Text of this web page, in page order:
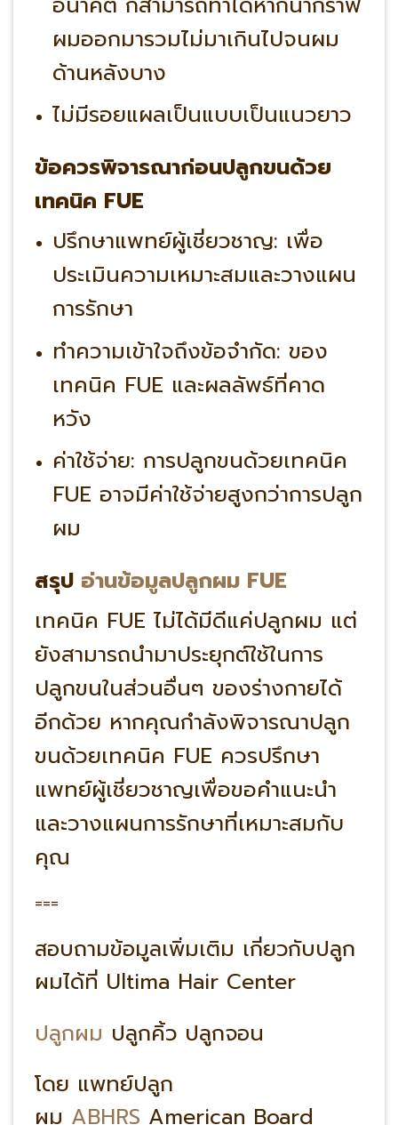
ผมออกมารวมไม่มาเกินไปจนผม
ด้านหลังบาง
ไม่มีรอยแผลเป็นแบบเป็นแนวยาว
ข้อควรพิจารณาก่อนปลูกขนด้วย
เทคนิค FUE
ปรึกษาแพทย์ผู้เชี่ยวชาญ: เพื่อ
ประเมินความเหมาะสมและวางแผน
การรักษา
ทำความเข้าใจถึงข้อจำกัด: ของ
เทคนิค FUE และผลลัพธ์ที่คาด
หวัง
ค่าใช้จ่าย: การปลูกขนด้วยเทคนิค
FUE อาจมีค่าใช้จ่ายสูงกว่าการปลูก
ผม
สรุป อ่านข้อมูลปลูกผม FUE
เทคนิค FUE ไม่ได้มีดีแค่ปลูกผม แต่
ยังสามารถนำมาประยุกต์ใช้ในการ
ปลูกขนในส่วนอื่นๆ ของร่างกายได้
อีกด้วย หากคุณกำลังพิจารณาปลูก
ขนด้วยเทคนิค FUE ควรปรึกษา
แพทย์ผู้เชี่ยวชาญเพื่อขอคำแนะนำ
และวางแผนการรักษาที่เหมาะสมกับ
คุณ
===
สอบถามข้อมูลเพิ่มเติม เกี่ยวกับปลูก
ผมได้ที่ Ultima Hair Center
ปลูกผม ปลูกคิ้ว ปลูกจอน
โดย แพทย์ปลูก
ผม ABHRS American Board